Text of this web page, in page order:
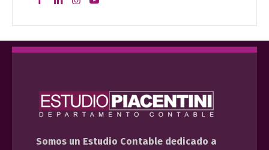
Somos un Estudio Contable dedicado a